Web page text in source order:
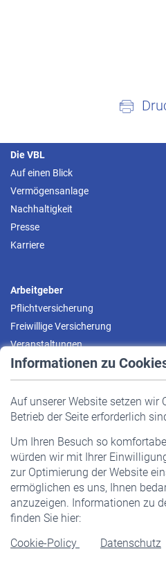
Informationen zu
Auf unserer Website setzen wir
Betrieb der Seite erforderlich
Um Ihren Besuch so
würden wir mit Ihrer
zur Optimierung der Website
ermöglichen es uns, Ihnen
anzuzeigen. Informationen zu
finden Sie hier:
Cookie-Policy
Datenschutz
Die VBL
Auf einen Blick
Vermögensanlage
Nachhaltigkeit
Presse
Karriere
Arbeitgeber
Pflichtversicherung
Freiwillige Versicherung
Veranstaltungen
Pflichtversicherung
Staatliche Förderung
Veranstaltungen
Rentner
Rentenbeginn
Rente beantragen